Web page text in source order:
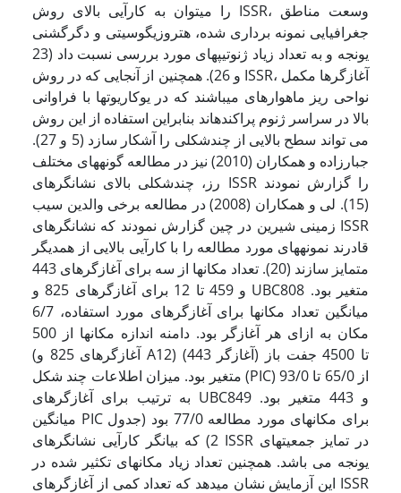
را می­توان به کارآیی بالای روش ISSR، وسعت مناطق
جغرافیایی نمونه برداری شده، هتروزیگوسیتی و دگرگشنی
یونجه و به تعداد زیاد ژنوتیپهای مورد بررسی نسبت داد (23
و 26). همچنین از آنجایی که در روش ISSR، آغازگرها مکمل
نواحی ریز ماهواره­ای می­باشند که در یوکاریوت­ها با فراوانی
بالا در سراسر ژنوم پراکنده­اند بنابراین استفاده از این روش
می تواند سطح بالایی از چندشکلی را آشکار سازد (5 و 27).
جبارزاده و همکاران (2010) نیز در مطالعه گونه­های مختلف
رز، چندشکلی بالای نشانگرهای ISSR را گزارش نمودند
(15). لی و همکاران (2008) در مطالعه برخی والدین سیب
زمینی شیرین در چین گزارش نمودند که نشانگرهای ISSR
قادرند نمونه­های مورد مطالعه را با کارآیی بالایی از همدیگر
متمایز سازند (20). تعداد مکانها از سه برای آغازگرهای 443
و 459 تا 12 برای آغازگرهای 825 و UBC808 متغیر بود.
میانگین تعداد مکانها برای آغازگرهای مورد استفاده، 6/7
مکان به ازای هر آغازگر بود. دامنه اندازه مکانها از 500
(آغازگرهای 825 و A12) تا 4500 جفت باز (آغازگر 443)
متغیر بود. میزان اطلاعات چند شکل (PIC) از 65/0 تا 93/0
به ترتیب برای آغازگرهای UBC849 و 443 متغیر بود.
میانگین PIC برای مکانهای مورد مطالعه 77/0 بود (جدول
2) که بیانگر کارآیی نشانگرهای ISSR در تمایز جمعیتهای
یونجه می باشد. همچنین تعداد زیاد مکانهای تکثیر شده در
این آزمایش نشان می­دهد که تعداد کمی از آغازگرهای ISSR